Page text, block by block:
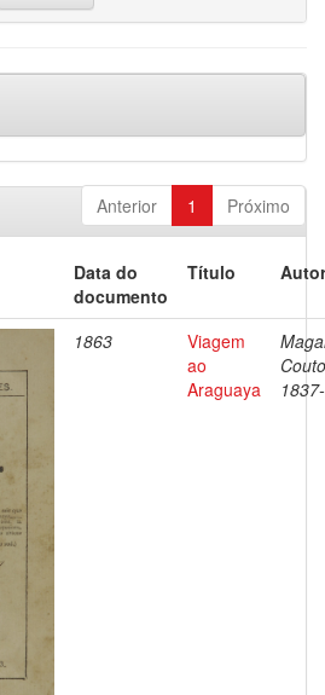
Anterior 1 Próximo
Data do
documento
Título
1863
Viagem
ao
Araguaya